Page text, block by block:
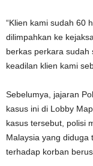
“Klien kami sudah 60
dilimpahkan ke
berkas perkara
keadilan klien kami
Sebelumya, jajaran
kasus ini di Lobby
kasus tersebut, polisi
Malaysia yang diduga
terhadap korban